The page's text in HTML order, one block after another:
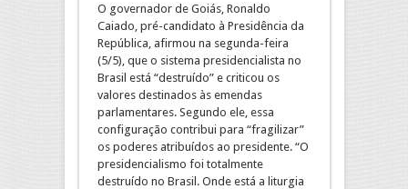
O governador de Goiás, Ronaldo
Caiado, pré-candidato à Presidência da
República, afirmou na segunda-feira
(5/5), que o sistema presidencialista no
Brasil está “destruído” e criticou os
valores destinados às emendas
parlamentares. Segundo ele, essa
configuração contribui para “fragilizar”
os poderes atribuídos ao presidente. “O
presidencialismo foi totalmente
destruído no Brasil. Onde está a liturgia